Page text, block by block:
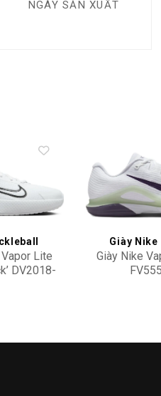
NGÀY SẢN XUẤT
Add to
wishlist
Lite
DV2018-
Giày
Giày Nike